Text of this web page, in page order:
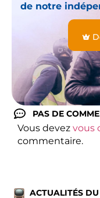
de notre
PAS DE
Vous devez vous
commentaire.
ACTUALITÉS